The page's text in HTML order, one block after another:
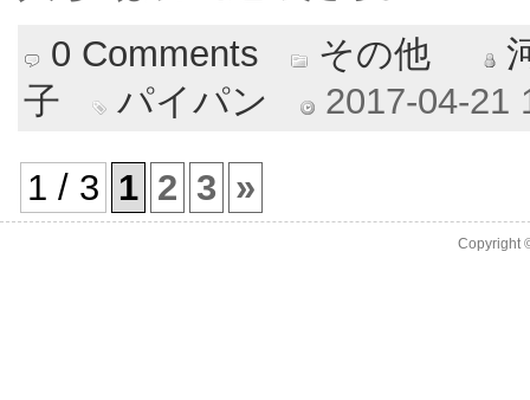
0 Comments
その他
子
パイパン 2017-04-21
1 / 3 1 2 3 »
Copyright